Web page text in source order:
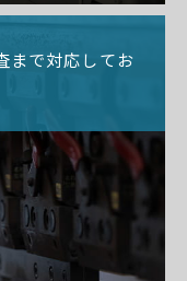
まで対応してお